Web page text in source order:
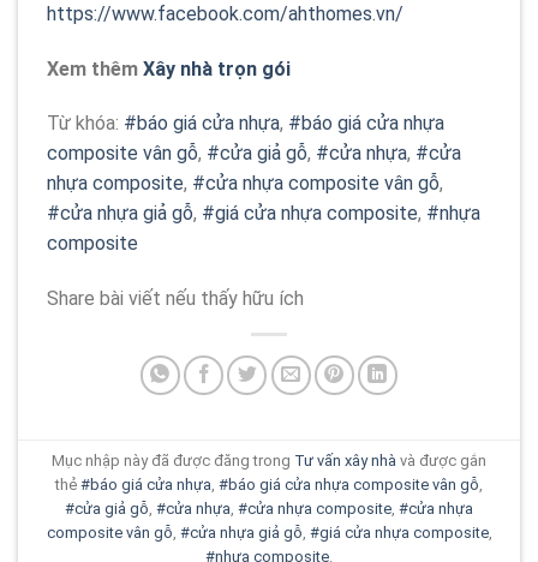
https://www.facebook.com/ahthomes.vn/
Xem thêm Xây nhà trọn gói
Từ khóa: #báo giá cửa nhựa, #báo giá cửa nhựa
composite vân gỗ, #cửa giả gỗ, #cửa nhựa, #cửa
nhựa composite, #cửa nhựa composite vân gỗ,
#cửa nhựa giả gỗ, #giá cửa nhựa composite, #nhựa
composite
Share bài viết nếu thấy hữu ích
Mục nhập này đã được đăng trong Tư vấn xây nhà và được gắn
thẻ #báo giá cửa nhựa #báo giá cửa nhựa composite vân gỗ
#cửa giả gỗ #cửa nhựa #cửa nhựa composite #cửa nhựa
composite vân gỗ #cửa nhựa giả gỗ #giá cửa nhựa composite,
#nhựa composite